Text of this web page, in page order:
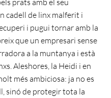
cadell de linx malferit i
i pugui tornar amb la
que un empresari sense
a la muntanya i està
Aleshores, la Heidi i en
més ambiciosa: ja no es
sinó de protegir tota la